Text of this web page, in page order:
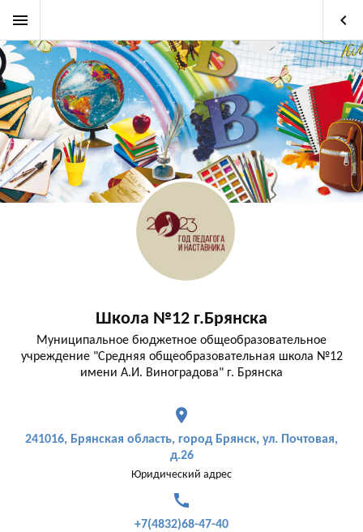
menu keyboard_arrow_left
Школа №12 г.Брянска
Муниципальное бюджетное общеобразовательное
учреждение "Средняя общеобразовательная школа №12
имени А.И. Виноградова" г. Брянска
place
241016, Брянская область, город Брянск, ул. Почтовая,
д.26
Юридический адрес
call
+7(4832)68-47-40